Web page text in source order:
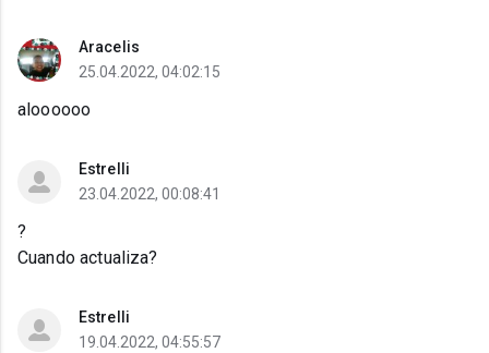
Aracelis
25.04.2022, 04:02:15
aloooooo
Estrelli
23.04.2022, 00:08:41
?
Cuando actualiza?
Estrelli
19.04.2022, 04:55:57